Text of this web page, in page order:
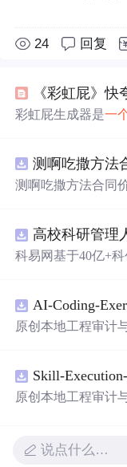
24 回复
《彩虹屁》
彩虹屁生成器是一
测啊吃撒方法
测啊吃撒方法合同
科易网基于40亿+
新领域的AI+数智
智能化发展。
原创本地工程审计
README、运行说
权声明。解压后进
目源码、Logo、
材。适合前端开
原创本地工程审计
README、运行
说点什么…